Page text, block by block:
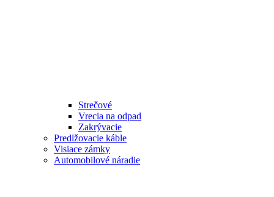
Strečové
Vrecia na odpad
Zakrývacie
Predlžovacie káble
Visiace zámky
Automobilové náradie